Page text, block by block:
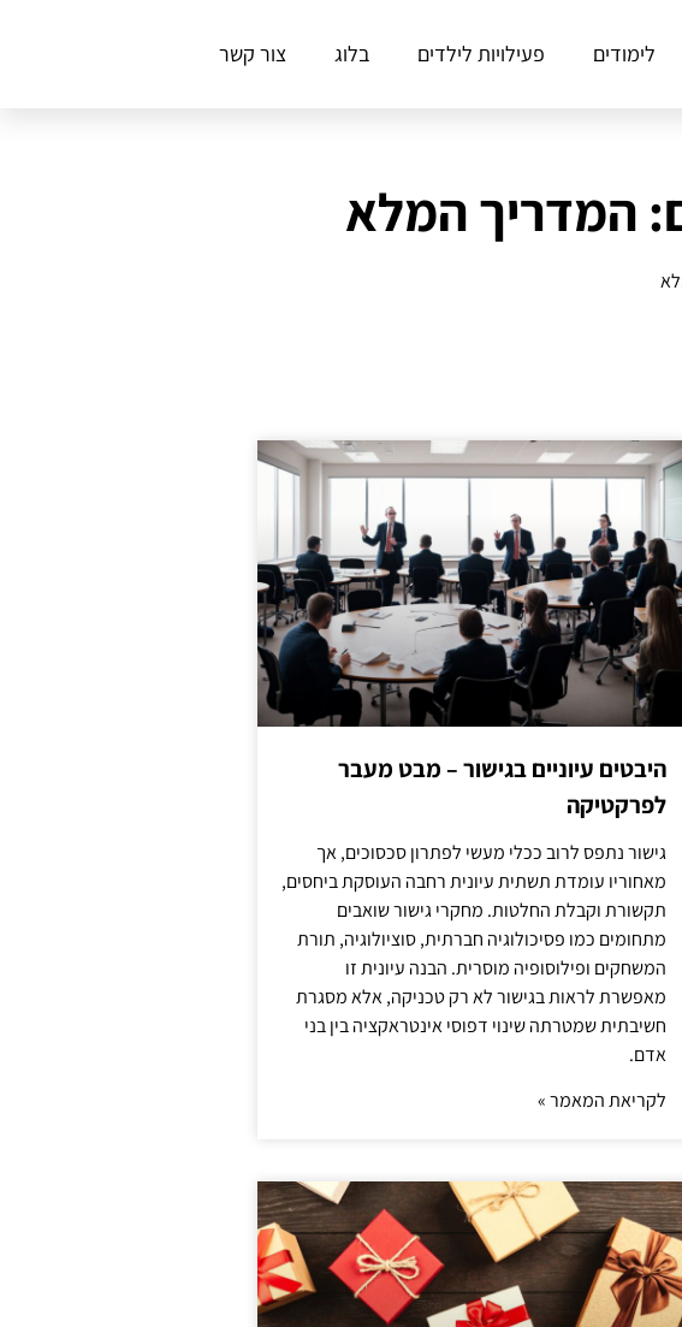
לימודים פעילויות לילדים בלוג צור קשר
היבטים עיוניים בגישור – מבט מעבר
לפרקטיקה
גישור נתפס לרוב ככלי מעשי לפתרון סכסוכים, אך
מאחוריו עומדת תשתית עיונית רחבה העוסקת ביחסים,
תקשורת וקבלת החלטות. מחקרי גישור שואבים
מתחומים כמו פסיכולוגיה חברתית, סוציולוגיה, תורת
המשחקים ופילוסופיה מוסרית. הבנה עיונית זו
מאפשרת לראות בגישור לא רק טכניקה, אלא מסגרת
חשיבתית שמטרתה שינוי דפוסי אינטראקציה בין בני
אדם.
לקריאת המאמר »